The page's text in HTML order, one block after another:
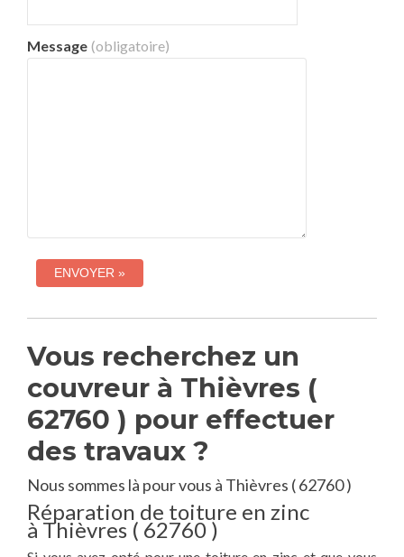
Message (obligatoire)
Vous recherchez un
couvreur à Thièvres (
62760 ) pour effectuer
des travaux ?
Nous sommes là pour vous à Thièvres ( 62760 )
Réparation de toiture en zinc
à Thièvres ( 62760 )